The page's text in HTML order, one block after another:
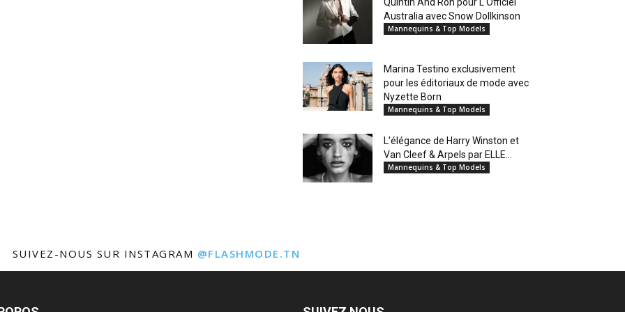
Australia avec Snow Dollkinson
Mannequins & Top Models
Marina Testino exclusivement
pour les éditoriaux de mode avec
Nyzette Born
Mannequins & Top Models
L'élégance de Harry Winston et
Van Cleef & Arpels par ELLE...
Mannequins & Top Models
SUIVEZ-NOUS SUR INSTAGRAM @FLASHMODE.TN